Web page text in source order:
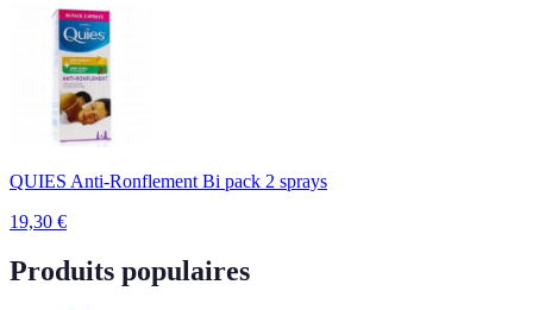
QUIES Anti-Ronflement Bi pack 2 sprays
19,30 €
Produits populaires